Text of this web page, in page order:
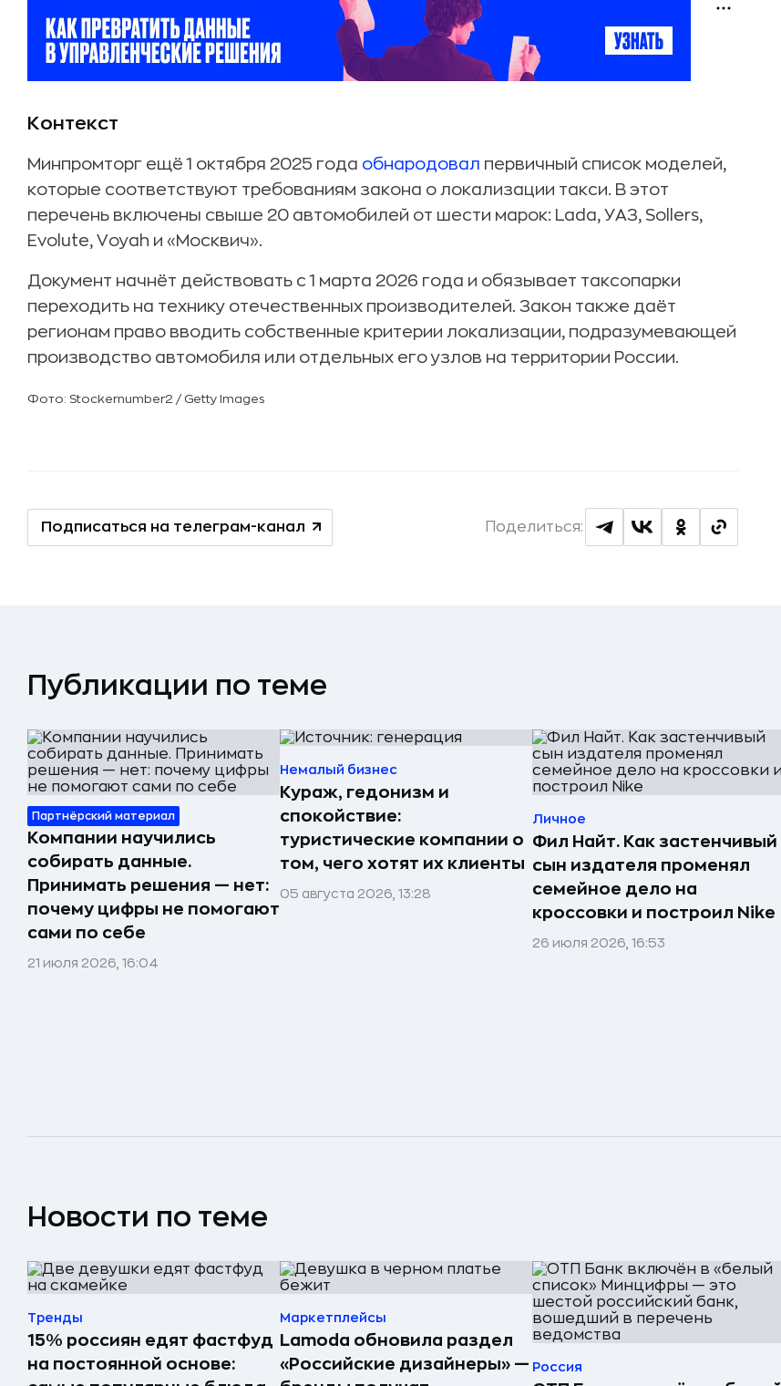
Контекст
Минпромторг ещё 1 октября 2025 года обнародовал первичный список моделей,
которые соответствуют требованиям закона о локализации такси. В этот
перечень включены свыше 20 автомобилей от шести марок: Lada, УАЗ, Sollers,
Evolute, Voyah и «Москвич».
Документ начнёт действовать с 1 марта 2026 года и обязывает таксопарки
переходить на технику отечественных производителей. Закон также даёт
регионам право вводить собственные критерии локализации, подразумевающей
производство автомобиля или отдельных его узлов на территории России.
Фото: Stockernumber2 / Getty Images
Подписаться на телеграм-канал Поделиться:
Публикации по теме
Партнёрский материал
Компании научились
собирать данные.
Принимать решения — нет:
почему цифры не помогают
сами по себе
21 июля 2026, 16:04
Немалый бизнес
Кураж, гедонизм и
спокойствие:
туристические компании о
том, чего хотят их клиенты
05 августа 2026, 13:28
Личное
Фил Найт. Как застенчивый
сын издателя променял
семейное дело на
кроссовки и построил Nike
26 июля 2026, 16:53
Новости по теме
Тренды
15% россиян едят фастфуд
на постоянной основе:
Маркетплейсы
Lamoda обновила раздел
«Российские дизайнеры» — Россия